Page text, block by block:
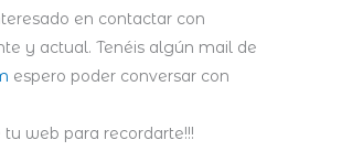
en contactar con
y actual. Tenéis algún mail de
espero poder conversar con
web para recordarte!!!